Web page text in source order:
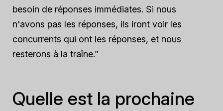
besoin de réponses immédiates. Si nous
n'avons pas les réponses, ils iront voir les
concurrents qui ont les réponses, et nous
resterons à la traîne.”
Quelle est la prochaine